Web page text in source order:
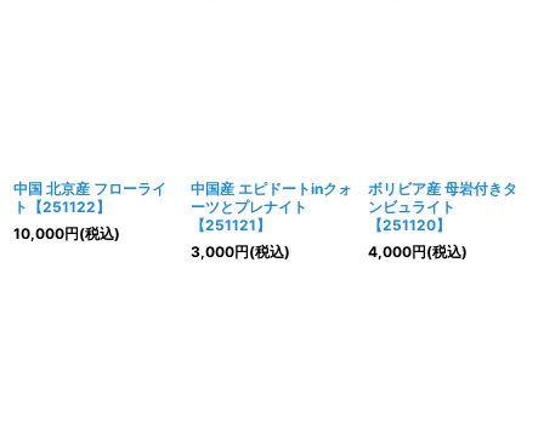
中国 北京産 フローライ
ト【251122】
10,000円(税込)
中国産 エピドートinクォ
ーツとプレナイト
【251121】
3,000円(税込)
ボリビア産 母岩付きタ
ンビュライト
【251120】
4,000円(税込)